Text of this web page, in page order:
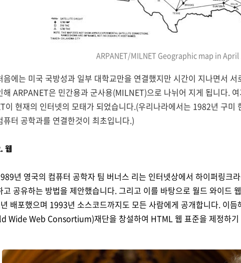
ARPANET/MILNET Geographic map in April
음에는 미국 국방성과 일부 대학교만을 연결했지만 시간이 지나면서
해 ARPANET은 민간용과 군사용(MILNET)으로 나뉘어 지게 됩니다.
이 현재의 인터넷의 모태가 되었습니다.(우리나라에서는 1982년 구미
퓨터 공학과를 연결한것이 최초입니다.)
웹
년 영국의 컴퓨터 공학자 팀 버너스 리는 인터넷상에서 하이퍼링크
고 공유하는 방법을 제안했습니다. 그리고 이를 바탕으로 월드 와이드
배포했으며 1993년 소스코드까지도 모든 사람에게 공개합니다. 이
Wide Web Consortium)재단을 창설하여 HTML 웹 표준을 제정하기